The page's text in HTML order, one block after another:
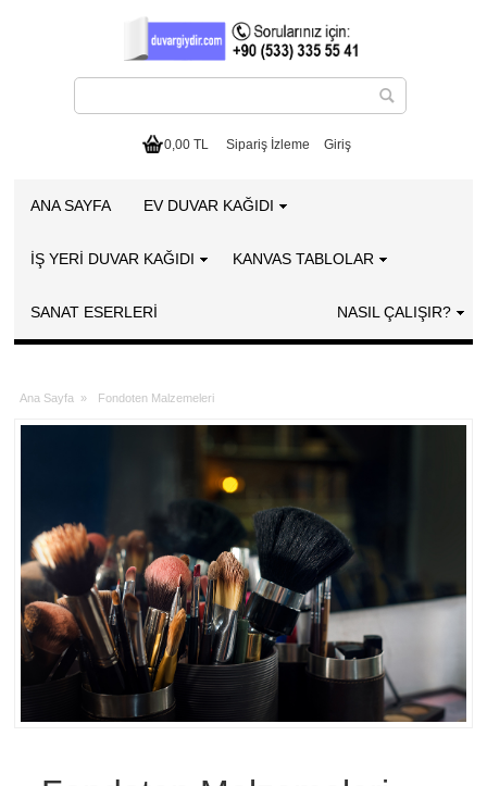
0,00 TL Sipariş İzleme Giriş
ANA SAYFA EV DUVAR KAĞIDI
İŞ YERİ DUVAR KAĞIDI KANVAS TABLOLAR
SANAT ESERLERI NASIL ÇALIŞIR?
Ana Sayfa » Fondoten Malzemeleri